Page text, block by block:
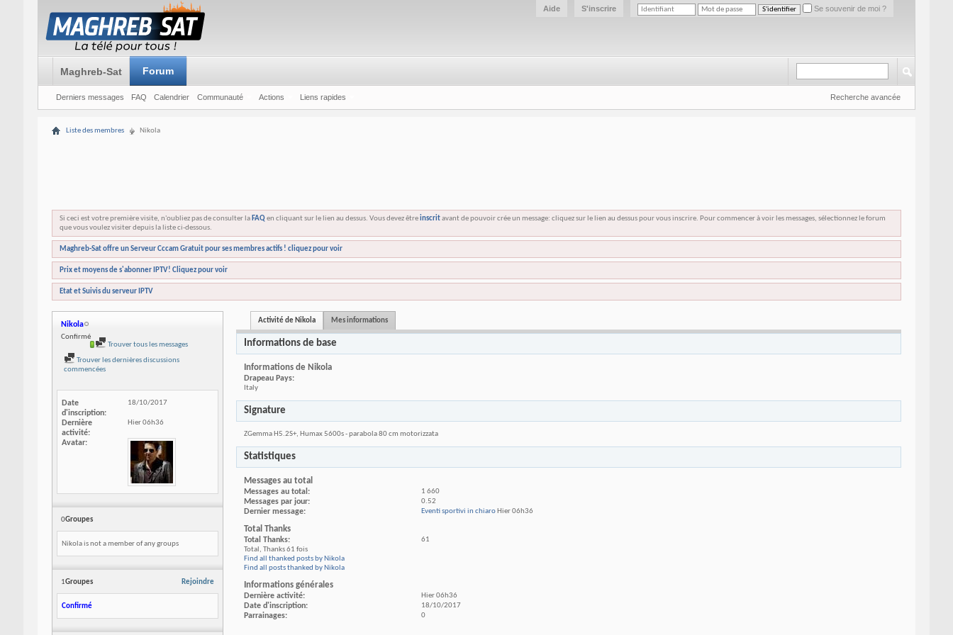
Se souvenir de moi ?
S'inscrire
Aide
Maghreb-Sat Forum
Derniers messages FAQ Calendrier Communauté Actions Liens rapides Recherche avancée
Liste des membres Nikola
Si ceci est votre première visite, n'oubliez pas de consulter la FAQen cliquant sur le lien au dessus. Vous devez êtreinscritavant de pouvoir crée un message: cliquez sur le lien au dessus pour vous inscrire. Pour commencer à voir les messages, sélectionnez le forum
que vous voulez visiter depuis la liste ci-dessous.
Maghreb-Sat offre un Serveur Cccam Gratuit pour ses membres actifs ! cliquez pour voir
Prix et moyens de s'abonner IPTV! Cliquez pour voir
Etat et Suivis du serveur IPTV
Nikola
Confirmé
Trouver tous les messages
Trouver les dernières discussions
commencées
Date
d'inscription
18/10/2017
Dernière
activité
Hier06h36
Avatar
0Groupes
Nikola is not a member of any groups
Rejoindre
1Groupes
Confirmé
Activité de Nikola Mes informations
Informations de base
Informations de Nikola
Drapeau Pays:
Italy
Signature
ZGemma H5.2S+, Humax 5600s - parabola 80 cm motorizzata
Statistiques
Messages au total
Messages au total 1 660
Messages par jour 0.52
Dernier message Eventi sportivi in chiaroHier06h36
Total Thanks
Total Thanks
61
Total, Thanks 61 fois
Find all thanked posts by Nikola
Find all posts thanked by Nikola
Informations générales
Dernière activité Hier06h36
Date d'inscription 18/10/2017
Parrainages 0